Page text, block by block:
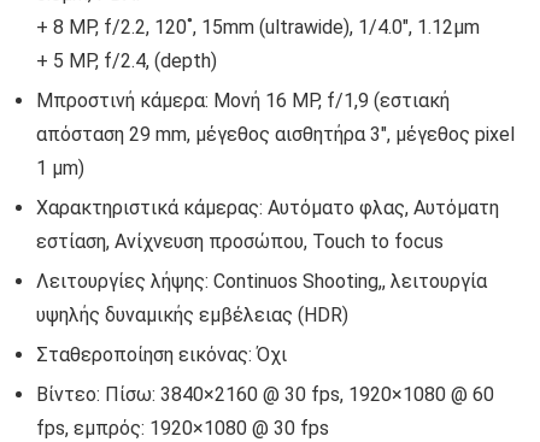
+ 8 MP, f/2.2, 120˚, 15mm (ultrawide), 1/4.0″, 1.12µm
+ 5 MP, f/2.4, (depth)
Μπροστινή κάμερα: Μονή 16 MP, f/1,9 (εστιακή
απόσταση 29 mm, μέγεθος αισθητήρα 3″, μέγεθος pixel
1 μm)
Χαρακτηριστικά κάμερας: Αυτόματο φλας, Αυτόματη
εστίαση, Ανίχνευση προσώπου, Touch to focus
Λειτουργίες λήψης: Continuos Shooting,, λειτουργία
υψηλής δυναμικής εμβέλειας (HDR)
Σταθεροποίηση εικόνας: Όχι
Βίντεο: Πίσω: 3840×2160 @ 30 fps, 1920×1080 @ 60
fps, εμπρός: 1920×1080 @ 30 fps